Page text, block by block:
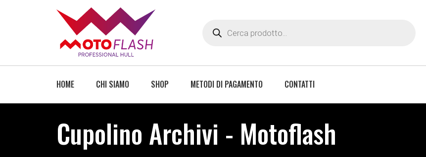
HOME CHI SIAMO SHOP METODI DI PAGAMENTO CONTATTI
Cupolino Archivi - Motoflash